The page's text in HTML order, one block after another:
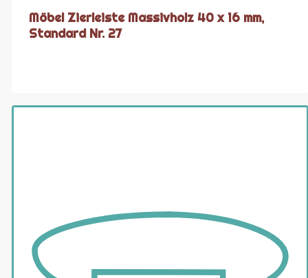
Möbel Zierleiste Massivholz 40 x 16 mm,
Standard Nr. 27